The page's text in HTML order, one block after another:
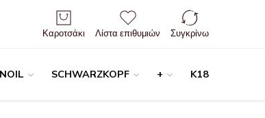
Είσοδος / Εγγραφή
Καροτσάκι Λίστα επιθυμιών Συγκρίνω
SCHWARZKOPF + K18